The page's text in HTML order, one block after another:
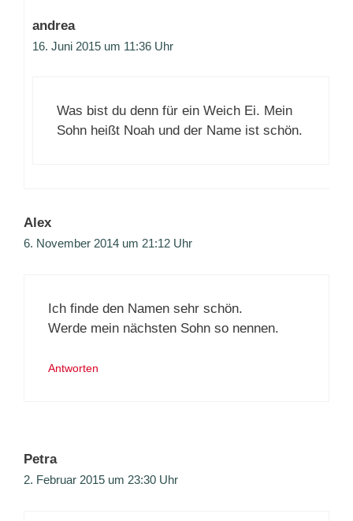
andrea
16. Juni 2015 um 11:36 Uhr
Was bist du denn für ein Weich Ei. Mein
Sohn heißt Noah und der Name ist schön.
Alex
6. November 2014 um 21:12 Uhr
Ich finde den Namen sehr schön.
Werde mein nächsten Sohn so nennen.
Antworten
Petra
2. Februar 2015 um 23:30 Uhr